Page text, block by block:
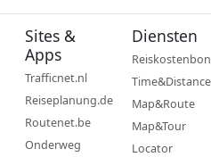
Sites &
Apps
Trafficnet.nl
Reiseplanung.de
Routenet.be
Onderweg
Diensten
Reiskostenbon
Time&Distance
Map&Route
Map&Tour
Locator